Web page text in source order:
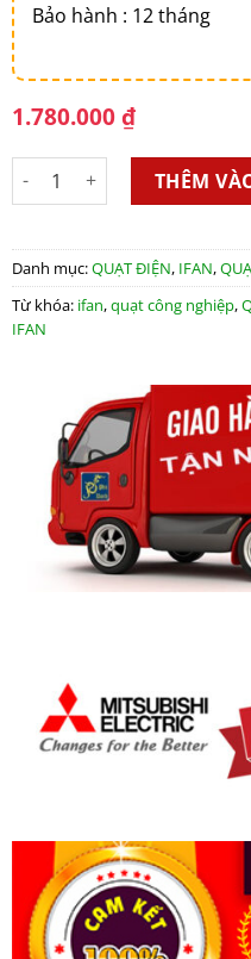
Bảo hành : 12 tháng
1.780.000₫
Quạt đứng công nghiệp
THÊM
Danh mục:QUẠT ĐIỆN, IFAN,
Từ khóa: ifan,quạt công nghiệp,
IFAN